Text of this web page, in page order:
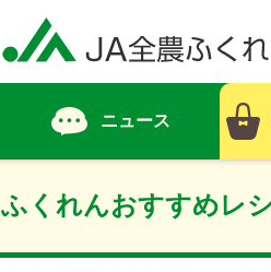
ニュース
ふくれんおすすめレ